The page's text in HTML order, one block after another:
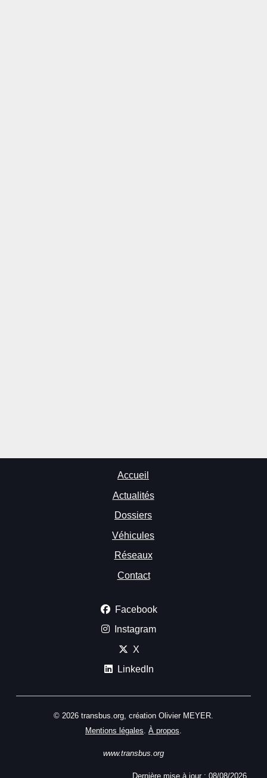
Accueil
Actualités
Dossiers
Véhicules
Réseaux
Contact
Facebook
Instagram
X
LinkedIn
© 2026 transbus.org, création Olivier MEYER.
Mentions légales À propos
www.transbus.org
Dernière mise à jour :08/08/2026